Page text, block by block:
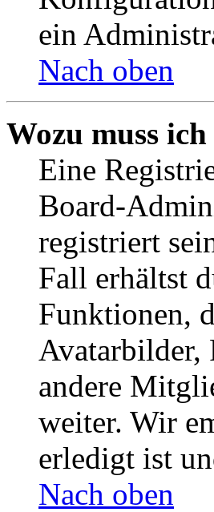
ein
Nach oben
Wozu muss
Eine
Board-
registriert
Fall erhältst
Funktionen,
Avatarbilder,
andere
weiter. Wir
erledigt ist
Nach oben